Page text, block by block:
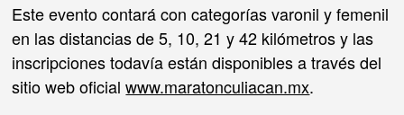
Este evento contará con categorías varonil y femenil
en las distancias de 5, 10, 21 y 42 kilómetros y las
inscripciones todavía están disponibles a través del
sitio web oficialwww.maratonculiacan.mx.